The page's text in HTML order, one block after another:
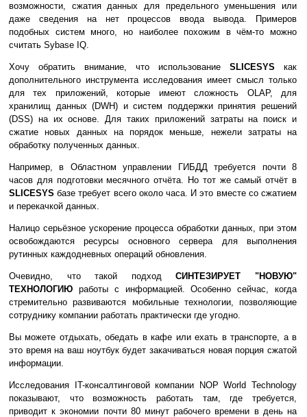
возможности, сжатия данных для предельного уменьшения или
даже сведения на нет процессов ввода вывода. Примеров
подобных систем много, но наиболее похожим в чём-то можно
считать Sybase IQ.
Хочу обратить внимание, что использование SLICESYS как
дополнительного инструмента исследования имеет смысл только
для тех приложений, которые имеют сложность OLAP, для
хранилищ данных (DWH) и систем поддержки принятия решений
(DSS) на их основе. Для таких приложений затраты на поиск и
сжатие новых данных на порядок меньше, нежели затраты на
обработку полученных данных.
Например, в Областном управлении ГИБДД требуется почти 8
часов для подготовки месячного отчёта. Но тот же самый отчёт в
SLICESYS базе требует всего около часа. И это вместе со сжатием
и перекачкой данных.
Налицо серьёзное ускорение процесса обработки данных, при этом
освобождаются ресурсы основного сервера для выполнения
рутинных каждодневных операций обновления.
Очевидно, что такой подходСИНТЕЗИРУЕТ "НОВУЮ"
ТЕХНОЛОГИЮ работы с информацией. Особенно сейчас, когда
стремительно развиваются мобильные технологии, позволяющие
сотруднику компании работать практически где угодно.
Вы можете отдыхать, обедать в кафе или ехать в транспорте, а в
это время на ваш ноутбук будет закачиваться новая порция сжатой
информации.
Исследования IT-консалтинговой компании NOP World Technology
показывают, что возможность работать там, где требуется,
приводит к экономии почти 80 минут рабочего времени в день на